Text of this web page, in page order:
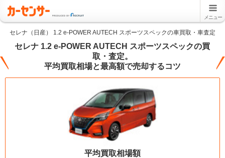
メニュー
セレナ（日産） 1.2 e-POWER AUTECH スポーツスペックの車買取・車査定
セレナ 1.2 e-POWER AUTECH スポーツスペックの買
取・査定。
平均買取相場と最高額で売却するコツ
平均買取相場額